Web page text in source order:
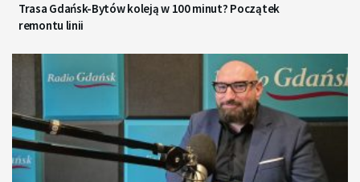
Trasa Gdańsk-Bytów koleją w 100 minut? Początek
remontu linii